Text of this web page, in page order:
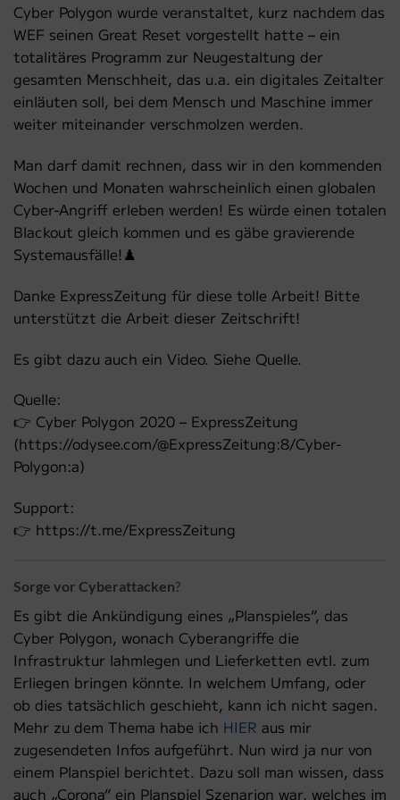
Cyber Polygon wurde veranstaltet, kurz nachdem das
WEF seinen Great Reset vorgestellt hatte – ein
totalitäres Programm zur Neugestaltung der
gesamten Menschheit, das u.a. ein digitales Zeitalter
einläuten soll, bei dem Mensch und Maschine immer
weiter miteinander verschmolzen werden.
Man darf damit rechnen, dass wir in den kommenden
Wochen und Monaten wahrscheinlich einen globalen
Cyber-Angriff erleben werden! Es würde einen totalen
Blackout gleich kommen und es gäbe gravierende
Systemausfälle!♟️
Danke ExpressZeitung für diese tolle Arbeit! Bitte
unterstützt die Arbeit dieser Zeitschrift!
Es gibt dazu auch ein Video. Siehe Quelle.
Quelle:
👉 Cyber Polygon 2020 – ExpressZeitung
(https://odysee.com/@ExpressZeitung:8/Cyber-
Polygon:a)
Support:
👉 https://t.me/ExpressZeitung
Sorge vor Cyberattacken?
Es gibt die Ankündigung eines „Planspieles“, das
Cyber Polygon, wonach Cyberangriffe die
Infrastruktur lahmlegen und Lieferketten evtl. zum
Erliegen bringen könnte. In welchem Umfang, oder
ob dies tatsächlich geschieht, kann ich nicht sagen.
Mehr zu dem Thema habe ich HIER aus mir
zugesendeten Infos aufgeführt. Nun wird ja nur von
einem Planspiel berichtet. Dazu soll man wissen, dass
auch „Corona“ ein Planspiel Szenarion war, welches im